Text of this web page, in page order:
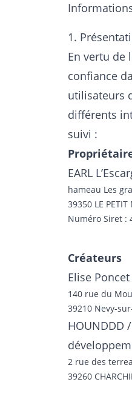
1.
En vertu de
confiance
utilisateurs
différents
suivi :
EARL
hameau Les
39350 LE PETIT
Numéro Siret :
Créateurs
Elise Poncet
140 rue du
39210 Nevy-
HOUNDDD
2 rue des
39260